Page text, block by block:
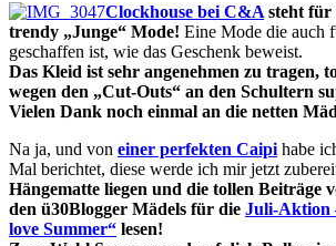
Clockhouse bei C&A steht für
trendy „Junge“ Mode! Eine Mode die auch
geschaffen ist, wie das Geschenk beweist.
Das Kleid ist sehr angenehmen zu tragen,
wegen den „Cut-Outs“ an den Schultern
Vielen Dank noch einmal an die netten
Na ja, und von einer perfekten Caipi habe
Mal berichtet, diese werde ich mir jetzt
Hängematte liegen und die tollen Beiträge
den ü30Blogger Mädels für die Juli-Aktion
love Summer“ lesen!